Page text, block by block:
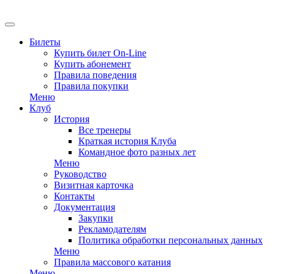
Билеты
Купить билет On-Line
Купить абонемент
Правила поведения
Правила покупки
Меню
Клуб
История
Все тренеры
Краткая история Клуба
Командное фото разных лет
Меню
Руководство
Визитная карточка
Контакты
Документация
Закупки
Рекламодателям
Политика обработки персональных данных
Меню
Правила массового катания